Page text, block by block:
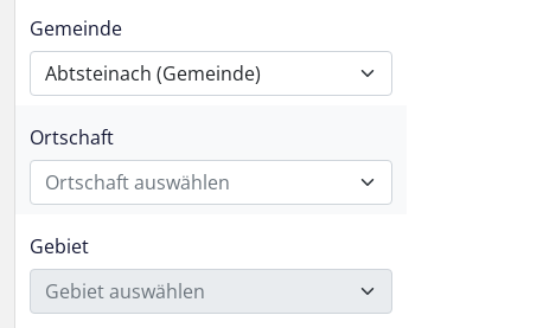
Gemeinde
Abtsteinach (Gemeinde)
Ortschaft
Ortschaft auswählen
Gebiet
Gebiet auswählen